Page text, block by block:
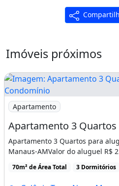
- Sala: ar-condicionado
painel de TV, TV LG,
BTUs, criado-mudo,
cortina e 1 rack;
- Quarto 2: ar-
BTUs, beliche, cortina e
- Cozinha: modulados,
geladeira consul,
eletrolux e
louças/panelas/xícaras/
Imóveis próximos
Imagem: Apartamento 3
Apartamento
Apartamento 3 Quartos para
Manaus-AMValor do aluguel R$
70m² de Área Total 3 Dormitórios